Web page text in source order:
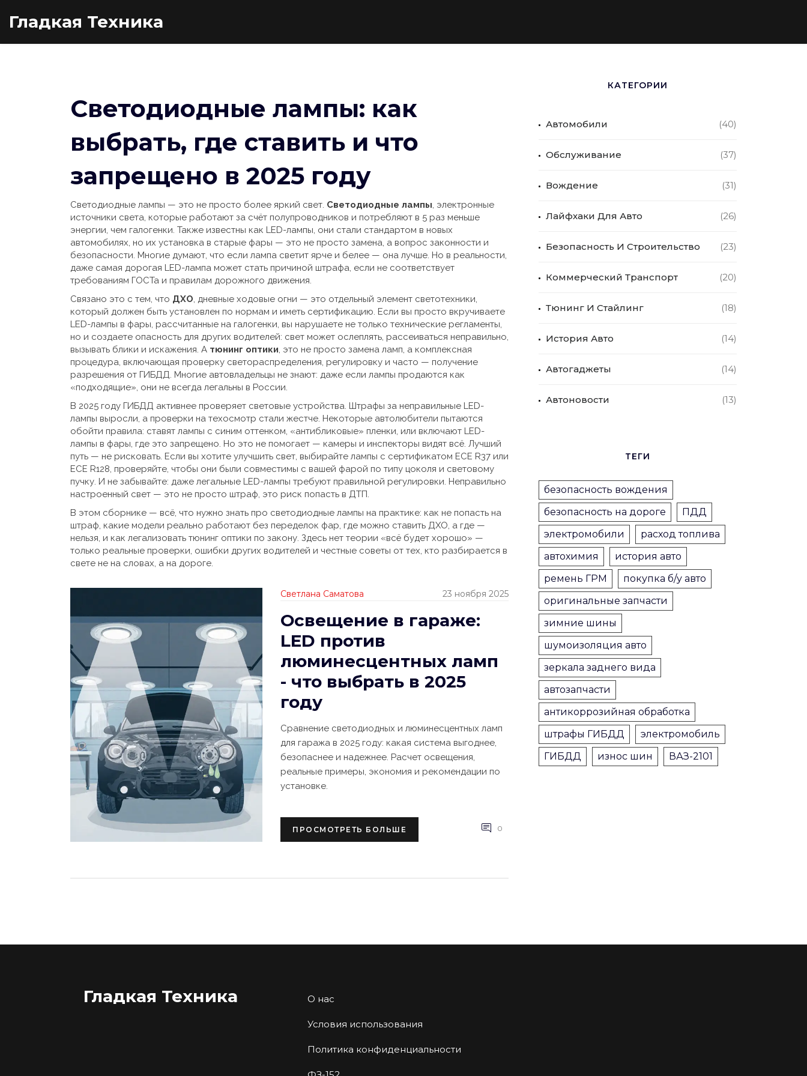
Гладкая Техника
Светодиодные лампы: как
выбрать, где ставить и что
запрещено в 2025 году
Светодиодные лампы — это не просто более яркий свет. Светодиодные лампы, электронные
источники света, которые работают за счёт полупроводников и потребляют в 5 раз меньше
энергии, чем галогенки. Также известны как LED-лампы, они стали стандартом в новых
автомобилях, но их установка в старые фары — это не просто замена, а вопрос законности и
безопасности. Многие думают, что если лампа светит ярче и белее — она лучше. Но в реальности,
даже самая дорогая LED-лампа может стать причиной штрафа, если не соответствует
требованиям ГОСТа и правилам дорожного движения.
Связано это с тем, что ДХО, дневные ходовые огни — это отдельный элемент светотехники,
который должен быть установлен по нормам и иметь сертификацию. Если вы просто вкручиваете
LED-лампы в фары, рассчитанные на галогенки, вы нарушаете не только технические регламенты,
но и создаете опасность для других водителей: свет может ослеплять, рассеиваться неправильно,
вызывать блики и искажения. А тюнинг оптики, это не просто замена ламп, а комплексная
процедура, включающая проверку светораспределения, регулировку и часто — получение
разрешения от ГИБДД. Многие автовладельцы не знают: даже если лампы продаются как
«подходящие», они не всегда легальны в России.
В 2025 году ГИБДД активнее проверяет световые устройства. Штрафы за неправильные LED-
лампы выросли, а проверки на техосмотр стали жестче. Некоторые автолюбители пытаются
обойти правила: ставят лампы с синим оттенком, «антибликовые» пленки, или включают LED-
лампы в фары, где это запрещено. Но это не помогает — камеры и инспекторы видят всё. Лучший
путь — не рисковать. Если вы хотите улучшить свет, выбирайте лампы с сертификатом ECE R37 или
ECE R128, проверяйте, чтобы они были совместимы с вашей фарой по типу цоколя и световому
пучку. И не забывайте: даже легальные LED-лампы требуют правильной регулировки. Неправильно
настроенный свет — это не просто штраф, это риск попасть в ДТП.
В этом сборнике — всё, что нужно знать про светодиодные лампы на практике: как не попасть на
штраф, какие модели реально работают без переделок фар, где можно ставить ДХО, а где —
нельзя, и как легализовать тюнинг оптики по закону. Здесь нет теории «всё будет хорошо» —
только реальные проверки, ошибки других водителей и честные советы от тех, кто разбирается в
свете не на словах, а на дороге.
Светлана Саматова 23 ноября 2025
Освещение в гараже:
LED против
люминесцентных ламп
- что выбрать в 2025
году
Сравнение светодиодных и люминесцентных ламп
для гаража в 2025 году: какая система выгоднее,
безопаснее и надежнее. Расчет освещения,
реальные примеры, экономия и рекомендации по
установке.
ПРОСМОТРЕТЬ БОЛЬШЕ 0
КАТЕГОРИИ
Автомобили (40)
Обслуживание (37)
Вождение (31)
Лайфхаки Для Авто (26)
Безопасность И Строительство (23)
Коммерческий Транспорт (20)
Тюнинг И Стайлинг (18)
История Авто (14)
Автогаджеты (14)
Автоновости (13)
ТЕГИ
безопасность вождения
безопасность на дороге
ПДД
электромобили
расход топлива
автохимия
история авто
ремень ГРМ
покупка б/у авто
оригинальные запчасти
зимние шины
шумоизоляция авто
зеркала заднего вида
автозапчасти
антикоррозийная обработка
штрафы ГИБДД
электромобиль
ГИБДД
износ шин ВАЗ-2101
Гладкая Техника О нас
Условия использования
Политика конфиденциальности